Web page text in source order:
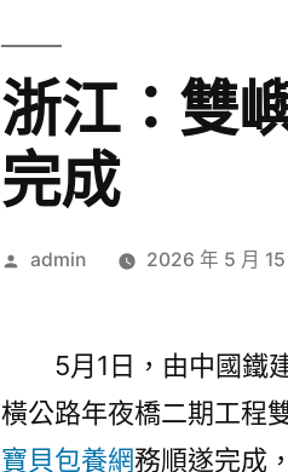
浙江：雙
完成
作
admin 2026 年 5 月 15
5月1日，由中國鐵
橫公路年夜橋二期工程
寶貝包養網務順遂完成